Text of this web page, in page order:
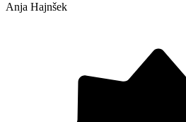
Anja Hajnšek